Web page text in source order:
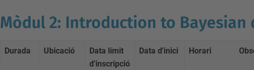
Mòdul 2: Introduction to Bayesian
Durada Ubicació
Data límit
d'inscripció
Data d'inici Horari